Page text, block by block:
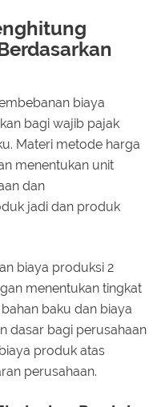
biaya
bagi wajib pajak
Materi metode harga
menentukan unit
dan
jadi dan produk
biaya produksi 2
menentukan tingkat
baku dan biaya
dasar bagi perusahaan
produk atas
perusahaan.